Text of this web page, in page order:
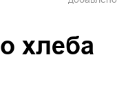
хлеба